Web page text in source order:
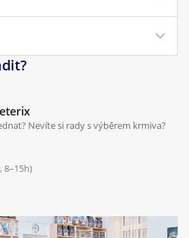
Nevíte si rady s výběrem krmiva?
8–15h)